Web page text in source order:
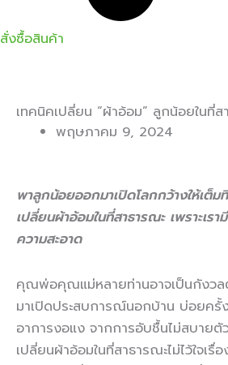
สั่งซื้อสินค้า
เทคนิคเปลี่ยน “ผ้าอ้อม” ลูกน้อยในที่
พฤษภาคม 9, 2024
พาลูกน้อยออกมาเปิดโลกกว้างให้เต็ม
เปลี่ยนผ้าอ้อมในที่สาธารณะ เพราะเร
ความสะอาด
คุณพ่อคุณแม่หลายท่านอาจเป็นกังว
มาเปิดประสบการณ์นอกบ้าน บ่อยครั้
อาการงอแง จากการอับชื้นไม่สบายตั
เปลี่ยนผ้าอ้อมในที่สาธารณะไม่ไว้ใจเรื่